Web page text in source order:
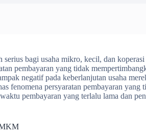
serius bagi usaha mikro, kecil, dan
pembayaran yang tidak
negatif pada keberlanjutan usaha
fenomena persyaratan pembayaran yang
pembayaran yang terlalu lama dan